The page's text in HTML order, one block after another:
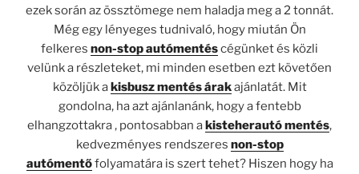
ezek során az össztömege nem haladja meg a 2 tonnát.
Még egy lényeges tudnivaló, hogy miután Ön
felkeres non-stop autómentéscégünket és közli
velünk a részleteket, mi minden esetben ezt követően
közöljük akisbusz mentés árakajánlatát. Mit
gondolna, ha azt ajánlanánk, hogy a fentebb
elhangzottakra , pontosabban akisteherautó mentés,
kedvezményes rendszeres non-stop
autómentőfolyamatára is szert tehet? Hiszen hogy ha